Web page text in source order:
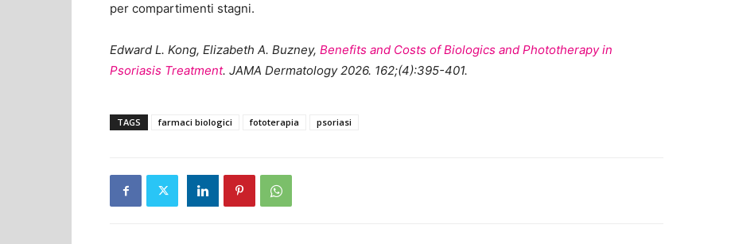
per compartimenti stagni.
Edward L. Kong, Elizabeth A. Buzney, Benefits and Costs of Biologics and Phototherapy in
Psoriasis Treatment. JAMA Dermatology 2026. 162;(4):395-401.
TAGS farmaci biologici fototerapia psoriasi